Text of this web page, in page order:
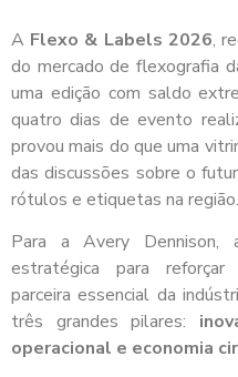
A Flexo & Labels 2026,
do mercado de flexografia
uma edição com saldo
quatro dias de evento
provou mais do que uma
das discussões sobre o
rótulos e etiquetas na região.
Para a Avery Dennison,
estratégica para reforçar
parceira essencial da
três grandes pilares:
operacional e economia